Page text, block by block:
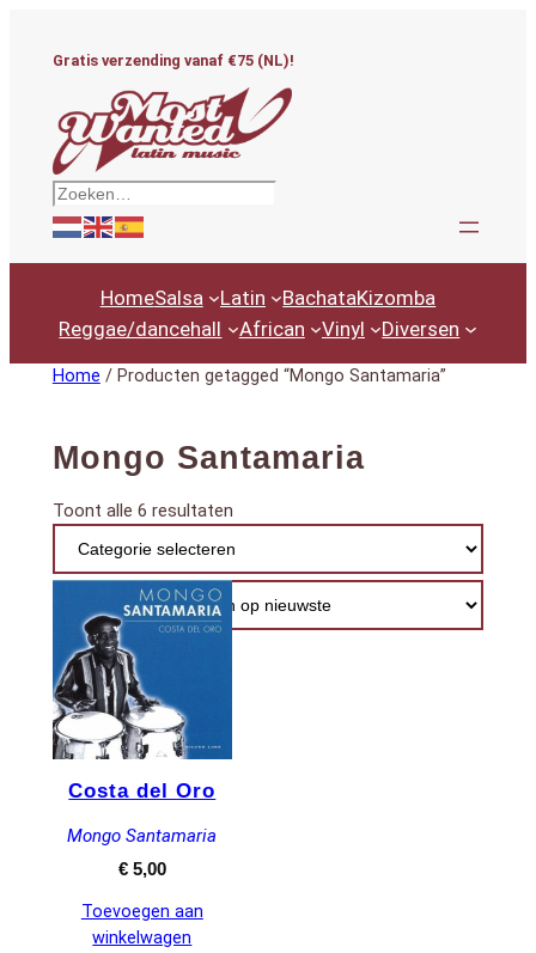
Gratis verzending vanaf €75 (NL)!
Zoeken
HomeSalsa Latin BachataKizomba
Reggae/dancehall
African Vinyl Diversen
Home / Producten getagged “Mongo Santamaria”
Mongo Santamaria
Toont alle 6 resultatenGesorteerd
nieuwste
Costa del Oro
Mongo Santamaria
€5,00
Toevoegen aan
winkelwagen